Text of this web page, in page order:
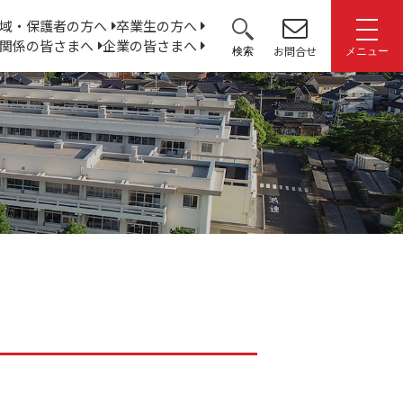
・保護者の方へ 卒業生の方へ
係の皆さまへ 企業の皆さまへ 検索
サ
イ
ト
内
検
索:
お問合せ メニュー